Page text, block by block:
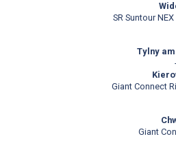
SR Suntour
Tylny
Giant Connect
Giant